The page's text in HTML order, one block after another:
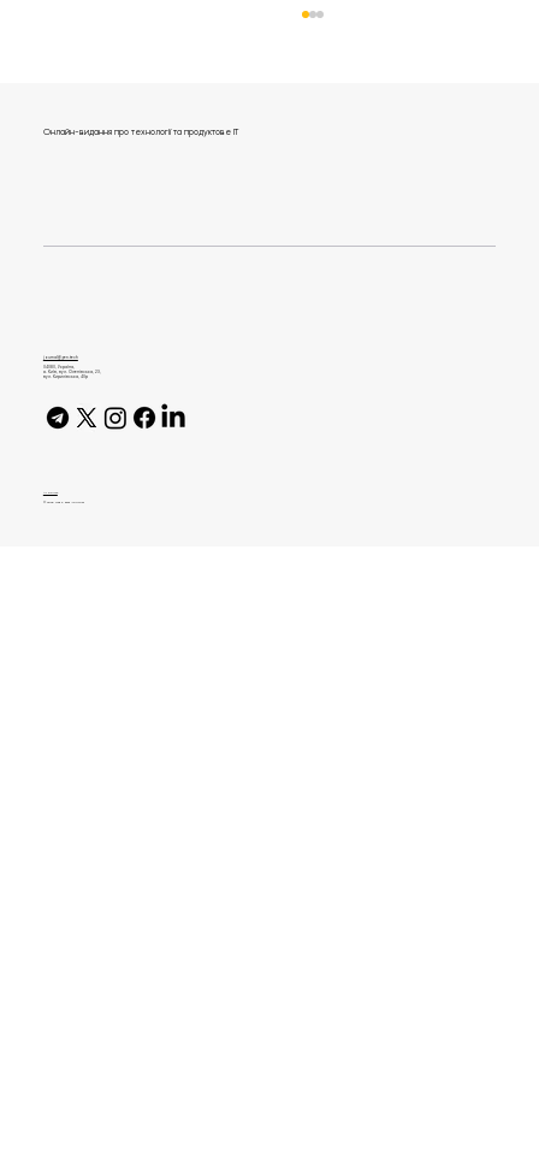
Онлайн-видання про технології та продуктове IT
journal@gen.tech
04080, Україна,
м. Київ, вул. Оленівська, 23,​
вул. Кирилівська, 40р
© 2026 High Bar Journal